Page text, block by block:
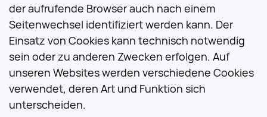
der aufrufende Browser auch nach einem
Seitenwechsel identifiziert werden kann. Der
Einsatz von Cookies kann technisch notwendig
sein oder zu anderen Zwecken erfolgen. Auf
unseren Websites werden verschiedene Cookies
verwendet, deren Art und Funktion sich
unterscheiden.